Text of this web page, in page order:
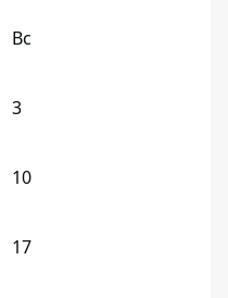
Вс
3
10
17